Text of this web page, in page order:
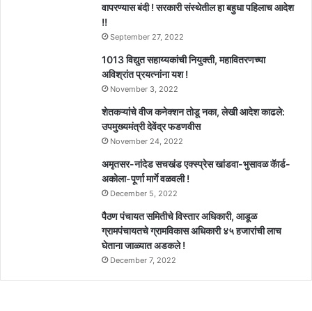
वापरण्यास बंदी ! सरकारी संस्थेतील हा बहुधा पहिलाच आदेश
!!
September 27, 2022
1013 विद्युत सहाय्यकांची नियुक्ती, महावितरणच्या
अविश्रांत प्रयत्नांना यश !
November 3, 2022
शेतकऱ्यांचे वीज कनेक्शन तोडू नका, लेखी आदेश काढले:
उपमुख्यमंत्री देवेंद्र फडणवीस
November 24, 2022
अमृतसर-नांदेड सचखंड एक्स्प्रेस खांडवा-भुसावळ कॅार्ड-
अकोला-पूर्णा मार्गे वळवली !
December 5, 2022
पैठण पंचायत समितीचे विस्तार अधिकारी, आडूळ
ग्रामपंचायतचे ग्रामविकास अधिकारी ४५ हजारांची लाच
घेताना जाळ्यात अडकले !
December 7, 2022